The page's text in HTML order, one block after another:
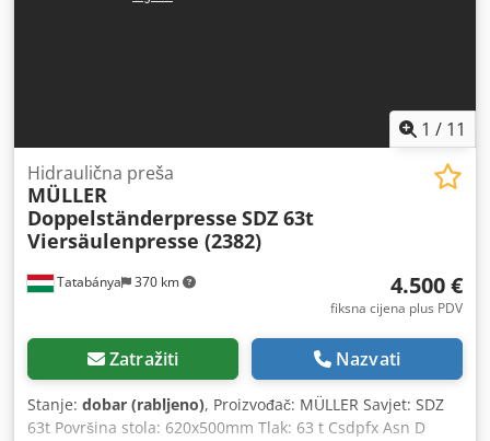
1 / 11
Tatabánya 370 km
Hidraulična preša
MÜLLER
Doppelständerpresse SDZ 63t
Viersäulenpresse (2382)
4.500 €
fiksna cijena plus PDV
Zatražiti Nazvati
Stanje: dobar (rabljeno), Proizvođač: MÜLLER Savjet: SDZ
63t Površina stola: 620x500mm Tlak: 63 t Csdpfx Asn D